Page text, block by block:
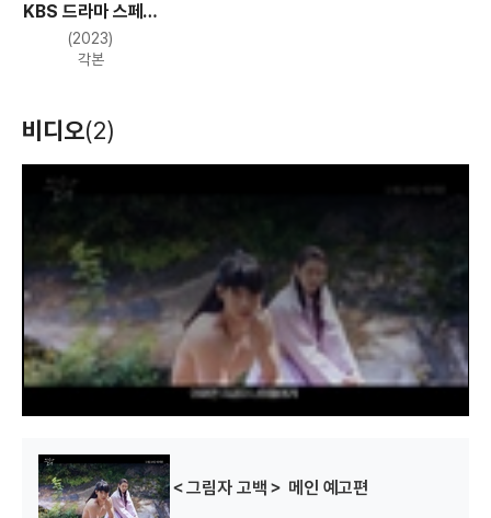
KBS 드라마 스페셜
2023 - TV 시네마
그림자 고백
(2023)
각본
비디오(2)
w
n
d
o
w
＜그림자 고백＞ 메인 예고편